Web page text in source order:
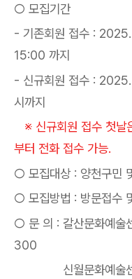
○ 모집기간
- 기존회원 접수 :
15:00 까지
- 신규회원 접수 : 2025
시까지
※ 신규회원 접수 첫날
부터 전화 접수 가능.
○ 모집대상 : 양천구민
○ 모집방법 : 방문접수
○ 문 의 : 갈산문화예
300
신월문화예술센터